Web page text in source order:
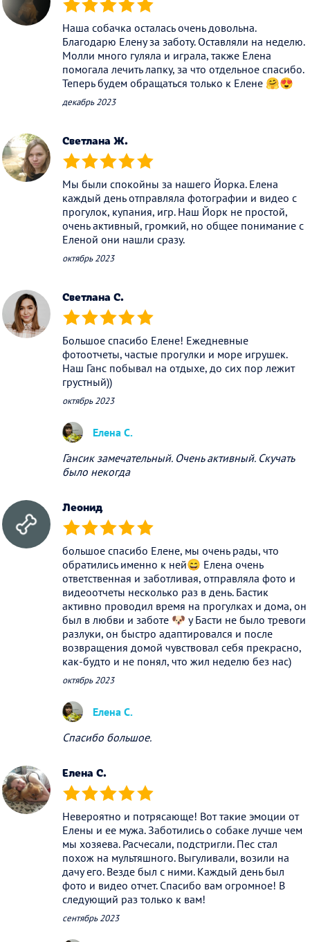
(*) (*) (*) (*) (*)
Наша собачка осталась очень довольна.
Благодарю Елену за заботу. Оставляли на неделю.
Молли много гуляла и играла, также Елена
помогала лечить лапку, за что отдельное спасибо.
Теперь будем обращаться только к Елене 🤗😍
декабрь 2023
Светлана Ж.
(*) (*) (*) (*) (*)
Мы были спокойны за нашего Йорка. Елена
каждый день отправляла фотографии и видео с
прогулок, купания, игр. Наш Йорк не простой,
очень активный, громкий, но общее понимание с
Еленой они нашли сразу.
октябрь 2023
Светлана С.
(*) (*) (*) (*) (*)
Большое спасибо Елене! Ежедневные
фотоотчеты, частые прогулки и море игрушек.
Наш Ганс побывал на отдыхе, до сих пор лежит
грустный))
октябрь 2023
Елена С.
Гансик замечательный. Очень активный. Скучать
было некогда
Леонид
(*) (*) (*) (*) (*)
большое спасибо Елене, мы очень рады, что
обратились именно к ней😄 Елена очень
ответственная и заботливая, отправляла фото и
видеоотчеты несколько раз в день. Бастик
активно проводил время на прогулках и дома, он
был в любви и заботе 🐶 у Басти не было тревоги
разлуки, он быстро адаптировался и после
возвращения домой чувствовал себя прекрасно,
как-будто и не понял, что жил неделю без нас)
октябрь 2023
Елена С.
Спасибо большое.
Елена С.
(*) (*) (*) (*) (*)
Невероятно и потрясающе! Вот такие эмоции от
Елены и ее мужа. Заботились о собаке лучше чем
мы хозяева. Расчесали, подстригли. Пес стал
похож на мультяшного. Выгуливали, возили на
дачу его. Везде был с ними. Каждый день был
фото и видео отчет. Спасибо вам огромное! В
следующий раз только к вам!
сентябрь 2023